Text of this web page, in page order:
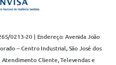
0213-20 | Endereço: Avenida João
– Centro Industrial, São José dos
Atendimento Cliente, Televendas e